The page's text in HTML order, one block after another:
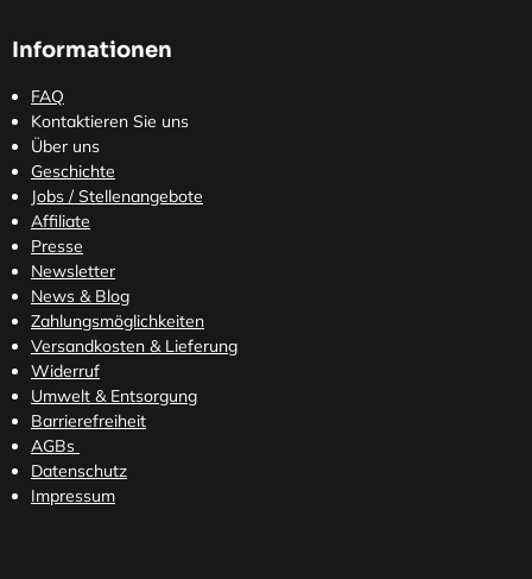
Informationen
FAQ
Kontaktieren Sie uns
Über uns
Geschichte
Jobs / Stellenangebote
Affiliate
Presse
Newsletter
News & Blog
Zahlungsmöglichkeiten
Versandkosten & Lieferung
Widerruf
Umwelt & Entsorgung
Barrierefreiheit
AGBs
Datenschutz
Impressum